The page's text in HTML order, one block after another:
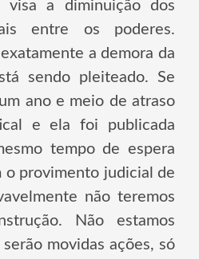
visa a diminuição dos
entre os poderes.
a demora da
sendo pleiteado. Se
ano e meio de atraso
e ela foi publicada
tempo de espera
o provimento judicial de
não teremos
Não estamos
movidas ações, só